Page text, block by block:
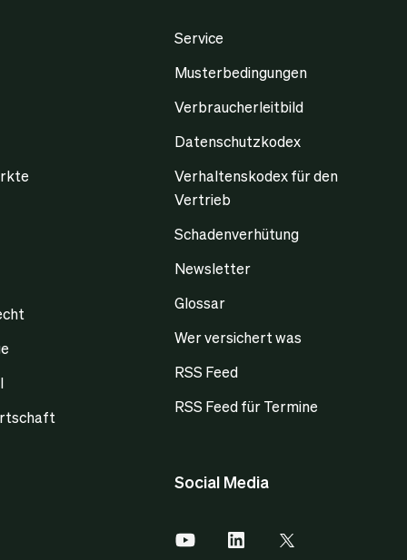
Service
Musterbedingungen
Verbraucherleitbild
Datenschutzkodex
Verhaltenskodex für den
Vertrieb
Schadenverhütung
Newsletter
Glossar
Wer versichert was
RSS Feed
RSS Feed für Termine
Social Media